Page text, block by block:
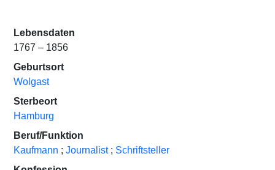
Lebensdaten
1767 – 1856
Geburtsort
Wolgast
Sterbeort
Hamburg
Beruf/Funktion
Kaufmann ; Journalist ; Schriftsteller